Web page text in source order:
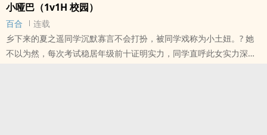
小哑巴（1v1H 校园）
百合
连载
乡下来的夏之遥同学沉默寡言不会打扮，被同学戏称为小土妞。? 她
不以为然，每次考试稳居年级前十证明实力，同学直呼此女实力深不